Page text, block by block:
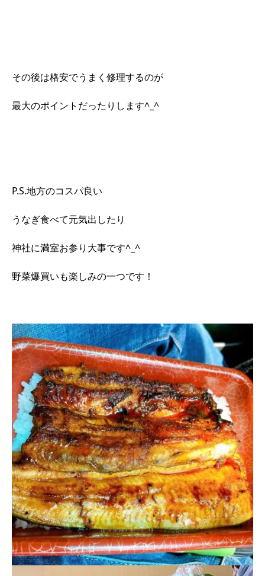
その後は格安でうまく修理するのが
最大のポイントだったりします^_^
P.S.地方のコスパ良い
うなぎ食べて元気出したり
神社に満室お参り大事です^_^
野菜爆買いも楽しみの一つです！